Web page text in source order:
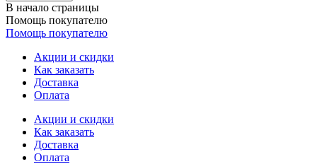
В начало страницы
Помощь покупателю
Помощь покупателю
Акции и скидки
Как заказать
Доставка
Оплата
Акции и скидки
Как заказать
Доставка
Оплата